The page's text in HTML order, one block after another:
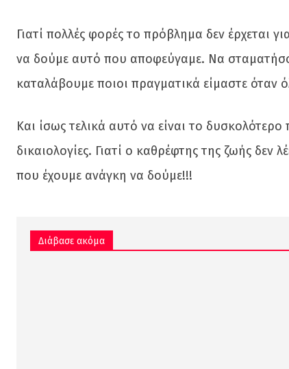
Γιατί πολλές φορές το πρόβλημα δεν έρχεται
να δούμε αυτό που αποφεύγαμε. Να
καταλάβουμε ποιοι πραγματικά είμαστε
Και ίσως τελικά αυτό να είναι το
δικαιολογίες. Γιατί ο καθρέφτης της ζωής
που έχουμε ανάγκη να δούμε!!!
Διάβασε ακόμα